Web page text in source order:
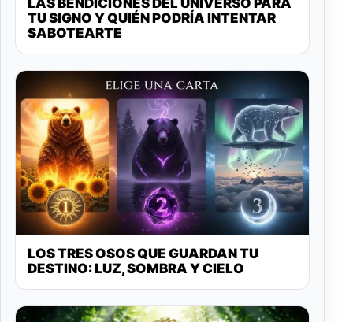
TU SIGNO Y QUIÉN PODRÍA INTENTAR
SABOTEARTE
LOS TRES OSOS QUE GUARDAN TU
DESTINO: LUZ, SOMBRA Y CIELO